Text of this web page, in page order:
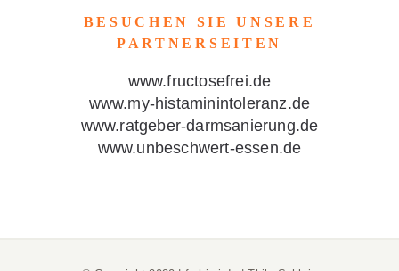
BESUCHEN SIE UNSERE
PARTNERSEITEN
www.fructosefrei.de
www.my-histaminintoleranz.de
www.ratgeber-darmsanierung.de
www.unbeschwert-essen.de